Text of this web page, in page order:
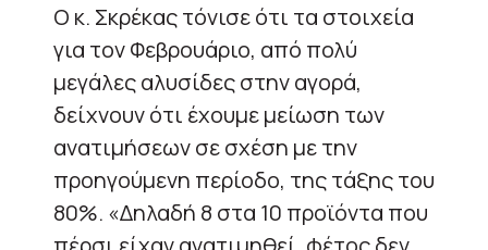
Ο κ. Σκρέκας τόνισε ότι τα στοιχεία
για τον Φεβρουάριο, από πολύ
μεγάλες αλυσίδες στην αγορά,
δείχνουν ότι έχουμε μείωση των
ανατιμήσεων σε σχέση με την
προηγούμενη περίοδο, της τάξης του
80%. «Δηλαδή 8 στα 10 προϊόντα που